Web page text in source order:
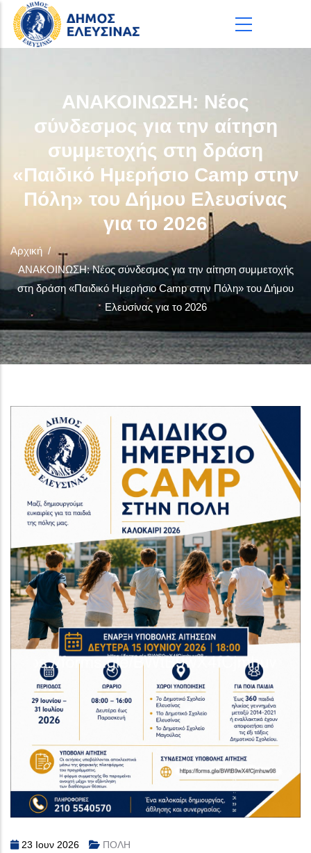
Παράκαμψη προς το κυρίως περιεχόμενο
ΑΝΑΚΟΙΝΩΣΗ: Νέος
σύνδεσμος για την αίτηση
συμμετοχής στη δράση
«Παιδικό Ημερήσιο Camp στην
Πόλη» του Δήμου Ελευσίνας
για το 2026
Αρχική /
ΑΝΑΚΟΙΝΩΣΗ: Νέος σύνδεσμος για την αίτηση συμμετοχής
στη δράση «Παιδικό Ημερήσιο Camp στην Πόλη» του Δήμου
Ελευσίνας για το 2026
23 Ιουν 2026 ΠΟΛΗ